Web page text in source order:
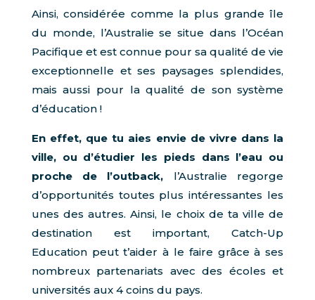
Ainsi, considérée comme la plus grande île
du monde, l’Australie se situe dans l’Océan
Pacifique et est connue pour sa qualité de vie
exceptionnelle et ses paysages splendides,
mais aussi pour la qualité de son système
d’éducation !
En effet, que tu aies envie de vivre dans la
ville, ou d’étudier les pieds dans l’eau ou
proche de l’outback, l’Australie regorge
d’opportunités toutes plus intéressantes les
unes des autres. Ainsi, le choix de ta ville de
destination est important, Catch-Up
Education peut t’aider à le faire grâce à ses
nombreux partenariats avec des écoles et
universités aux 4 coins du pays.